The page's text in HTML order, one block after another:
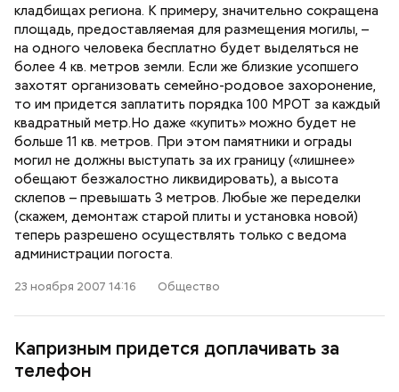
кладбищах региона. К примеру, значительно сокращена
площадь, предоставляемая для размещения могилы, –
на одного человека бесплатно будет выделяться не
более 4 кв. метров земли. Если же близкие усопшего
захотят организовать семейно-родовое захоронение,
то им придется заплатить порядка 100 МРОТ за каждый
квадратный метр.Но даже «купить» можно будет не
больше 11 кв. метров. При этом памятники и ограды
могил не должны выступать за их границу («лишнее»
обещают безжалостно ликвидировать), а высота
склепов – превышать 3 метров. Любые же переделки
(скажем, демонтаж старой плиты и установка новой)
теперь разрешено осуществлять только с ведома
администрации погоста.
23 ноября 2007 14:16 Общество
Капризным придется доплачивать за
телефон